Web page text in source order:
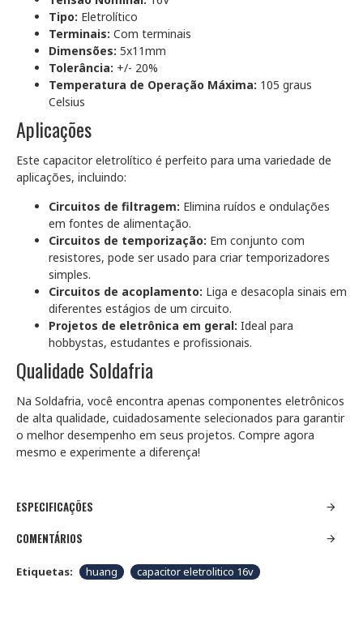
Tipo: Eletrolítico
Terminais: Com terminais
Dimensões: 5x11mm
Tolerância: +/- 20%
Temperatura de Operação Máxima: 105 graus
Celsius
Aplicações
Este capacitor eletrolítico é perfeito para uma variedade de
aplicações, incluindo:
Circuitos de filtragem: Elimina ruídos e ondulações
em fontes de alimentação.
Circuitos de temporização: Em conjunto com
resistores, pode ser usado para criar temporizadores
simples.
Circuitos de acoplamento: Liga e desacopla sinais em
diferentes estágios de um circuito.
Projetos de eletrônica em geral: Ideal para
hobbystas, estudantes e profissionais.
Qualidade Soldafria
Na Soldafria, você encontra apenas componentes eletrônicos
de alta qualidade, cuidadosamente selecionados para garantir
o melhor desempenho em seus projetos. Compre agora
mesmo e experimente a diferença!
ESPECIFICAÇÕES
COMENTÁRIOS
Etiquetas: huang capacitor eletrolitico 16v